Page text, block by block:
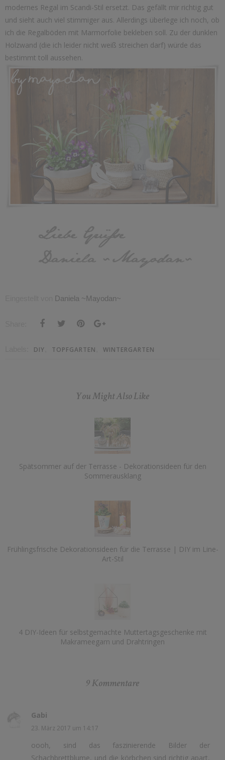
modernes Regal im Scandi-Stil ersetzt. Das gefällt mir richtig gut
und sieht auch viel stimmiger aus. Allerdings überlege ich noch, ob
ich die Regalböden mit Marmorfolie bekleben soll. Zu der dunklen
Holzwand (die ich leider nicht weiß streichen darf) würde das
bestimmt toll aussehen.
Daniela ~Mayodan~
DIY TOPFGARTEN WINTERGARTEN
You Might Also Like
Spätsommer auf der Terrasse - Dekorationsideen für den
Sommerausklang
Frühlingsfrische Dekorationsideen für die Terrasse | DIY im Line-
Art-Stil
4 DIY-Ideen für selbstgemachte Muttertagsgeschenke mit
Makrameegarn und Drahtringen
9 Kommentare
Gabi
23. März 2017 um 14:17
oooh, sind das faszinierende Bilder der
Schachbrettblume, und die körbchen sind richtig apart,